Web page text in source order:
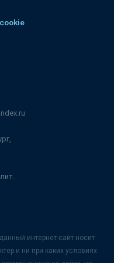
интернет-сайт носит
и ни при каких условиях